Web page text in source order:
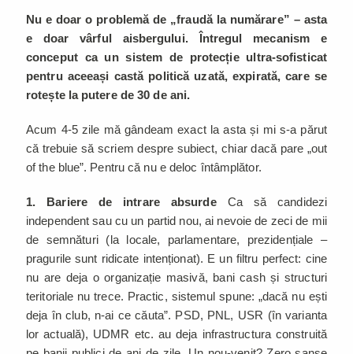
Nu e doar o problemă de „fraudă la numărare” – asta
e doar vârful aisbergului. Întregul mecanism e
conceput ca un sistem de protecție ultra-sofisticat
pentru aceeași castă politică uzată, expirată, care se
rotește la putere de 30 de ani.
Acum 4-5 zile mă gândeam exact la asta și mi s-a părut
că trebuie să scriem despre subiect, chiar dacă pare „out
of the blue”. Pentru că nu e deloc întâmplător.
1. Bariere de intrare absurde Ca să candidezi
independent sau cu un partid nou, ai nevoie de zeci de mii
de semnături (la locale, parlamentare, prezidențiale –
pragurile sunt ridicate intenționat). E un filtru perfect: cine
nu are deja o organizație masivă, bani cash și structuri
teritoriale nu trece. Practic, sistemul spune: „dacă nu ești
deja în club, n-ai ce căuta”. PSD, PNL, USR (în varianta
lor actuală), UDMR etc. au deja infrastructura construită